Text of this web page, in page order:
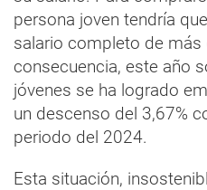
persona joven tendría
salario completo de más
consecuencia, este año
jóvenes se ha logrado
un descenso del 3,67%
periodo del 2024.
Esta situación,